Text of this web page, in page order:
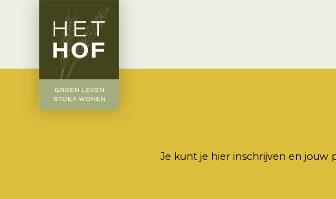
Je kunt je hier inschrijven en jouw